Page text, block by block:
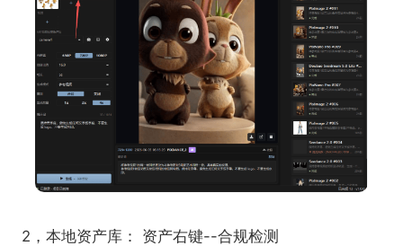
2，本地资产库： 资产右键--合规检测